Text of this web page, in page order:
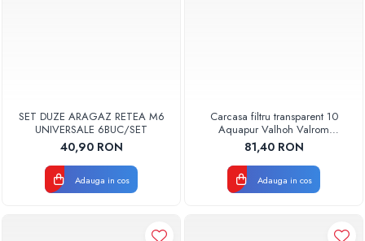
SET DUZE ARAGAZ RETEA M6
UNIVERSALE 6BUC/SET
40,90 RON
Adauga in cos
Carcasa filtru transparent 10
Aquapur Valhoh Valrom
AQUA00110001032
81,40 RON
Adauga in cos